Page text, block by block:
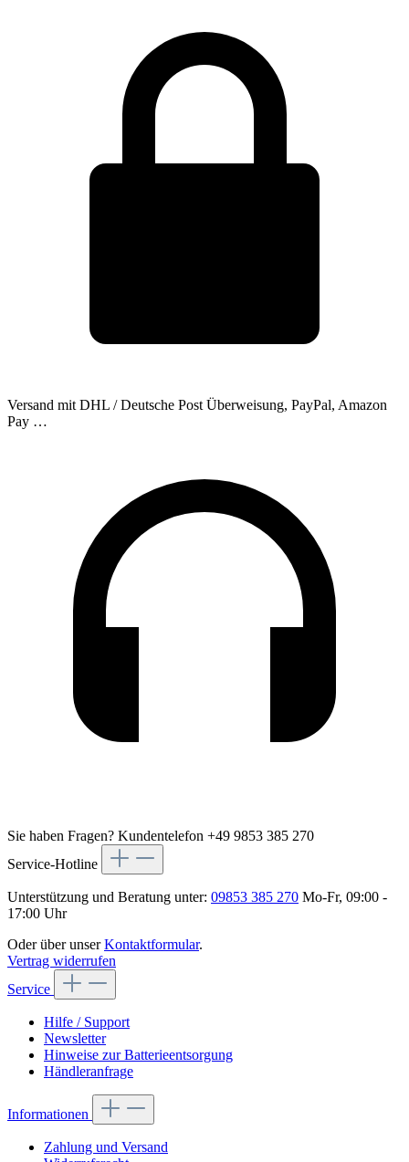
Versand mit DHL / Deutsche Post Überweisung, PayPal, Amazon
Pay …
Sie haben Fragen? Kundentelefon +49 9853 385 270
Service-Hotline
Unterstützung und Beratung unter: 09853 385 270 Mo-Fr, 09:00 -
17:00 Uhr
Oder über unserKontaktformular.
Vertrag widerrufen
Service
Hilfe / Support
Newsletter
Hinweise zur Batterieentsorgung
Händleranfrage
Informationen
Zahlung und Versand